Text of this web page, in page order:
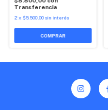
Transferencia
2x $5.500,00 sin interés